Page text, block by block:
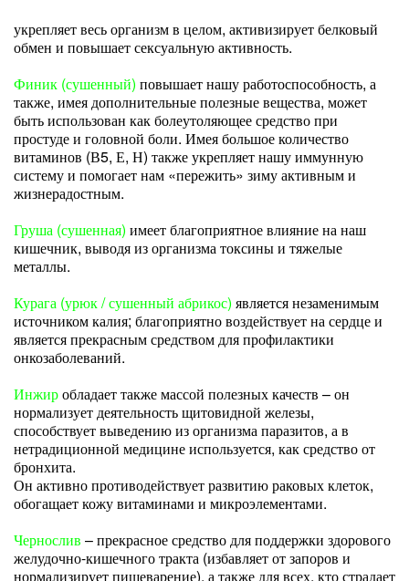
укрепляет весь организм в целом, активизирует белковый
обмен и повышает сексуальную активность.
Финик (сушенный) повышает нашу работоспособность, а
также, имея дополнительные полезные вещества, может
быть использован как болеутоляющее средство при
простуде и головной боли. Имея большое количество
витаминов (В5, Е, Н) также укрепляет нашу иммунную
систему и помогает нам «пережить» зиму активным и
жизнерадостным.
Груша (сушенная) имеет благоприятное влияние на наш
кишечник, выводя из организма токсины и тяжелые
металлы.
Курага (урюк / сушенный абрикос) является незаменимым
источником калия; благоприятно воздействует на сердце и
является прекрасным средством для профилактики
онкозаболеваний.
Инжиробладает также массой полезных качеств – он
нормализует деятельность щитовидной железы,
способствует выведению из организма паразитов, а в
нетрадиционной медицине используется, как средство от
бронхита.
Он активно противодействует развитию раковых клеток,
обогащает кожу витаминами и микроэлементами.
Чернослив – прекрасное средство для поддержки здорового
желудочно-кишечного тракта (избавляет от запоров и
нормализирует пищеварение), а также для всех, кто страдает